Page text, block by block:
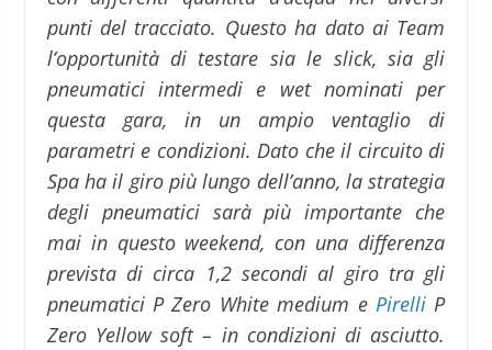
punti del tracciato. Questo ha dato ai Team
l’opportunità di testare sia le slick, sia gli
pneumatici intermedi e wet nominati per
questa gara, in un ampio ventaglio di
parametri e condizioni. Dato che il circuito di
Spa ha il giro più lungo dell’anno, la strategia
degli pneumatici sarà più importante che
mai in questo weekend, con una differenza
prevista di circa 1,2 secondi al giro tra gli
pneumatici P Zero White medium e PirelliP
Zero Yellow soft – in condizioni di asciutto.